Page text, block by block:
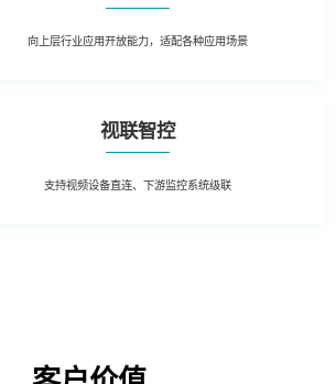
向上层行业应用开放能力，适配各种应用场景
视联智控
支持视频设备直连、下游监控系统级联